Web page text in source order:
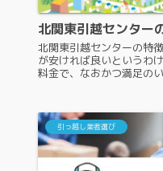
北関東引越センター
北関東引越センターの特
が安ければ良いというわ
料金で、なおかつ満足の
引っ越し業者選び